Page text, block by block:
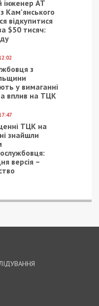
інженер АТ
Кам’янського
відкупитися
$50 тисяч:
з
у вимаганні
вплив на ТЦК
ТЦК на
знайшли
версія –